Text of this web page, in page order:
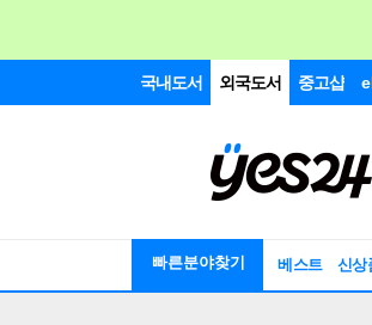
국내도서 외국도서 중고샵
빠른분야찾기 베스트 신상